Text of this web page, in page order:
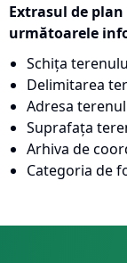
Extrasul de
următoarele
Schița
Delimitarea
Adresa
Suprafața
Arhiva de
Categoria de